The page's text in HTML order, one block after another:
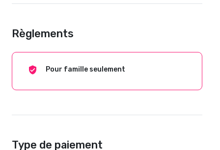
Règlements
Pour famille seulement
Type de paiement